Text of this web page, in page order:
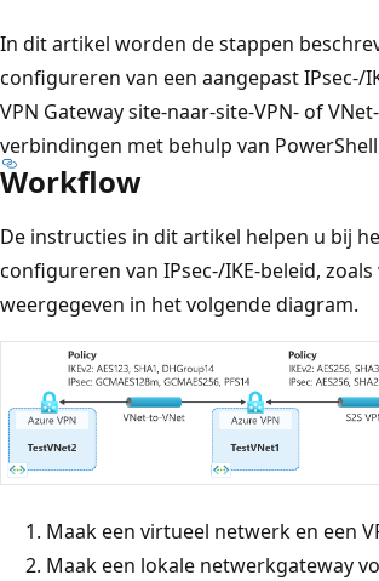
In dit artikel worden de stappen
configureren van een aangepast IPsec-/
VPN Gateway site-naar-site-VPN- of
verbindingen met behulp van
Workflow
De instructies in dit artikel helpen u bij
configureren van IPsec-/IKE-beleid,
weergegeven in het volgende diagram.
Maak een virtueel netwerk en een
Maak een lokale netwerkgateway